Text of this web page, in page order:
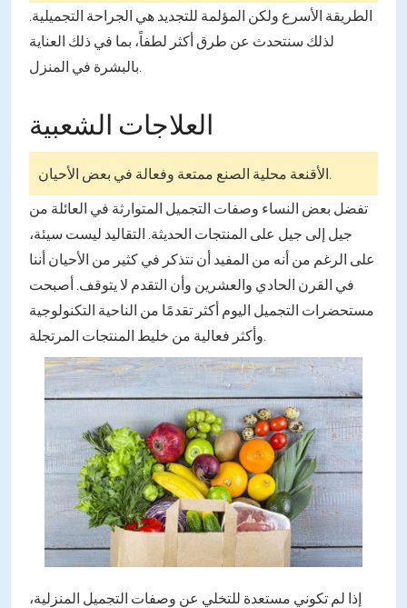
الطريقة الأسرع ولكن المؤلمة للتجديد هي الجراحة التجميلية.
لذلك سنتحدث عن طرق أكثر لطفاً، بما في ذلك العناية
بالبشرة في المنزل.
العلاجات الشعبية
الأقنعة محلية الصنع ممتعة وفعالة في بعض الأحيان.
تفضل بعض النساء وصفات التجميل المتوارثة في العائلة من
جيل إلى جيل على المنتجات الحديثة. التقاليد ليست سيئة،
على الرغم من أنه من المفيد أن نتذكر في كثير من الأحيان أننا
في القرن الحادي والعشرين وأن التقدم لا يتوقف. أصبحت
مستحضرات التجميل اليوم أكثر تقدمًا من الناحية التكنولوجية
وأكثر فعالية من خليط المنتجات المرتجلة.
إذا لم تكوني مستعدة للتخلي عن وصفات التجميل المنزلية،